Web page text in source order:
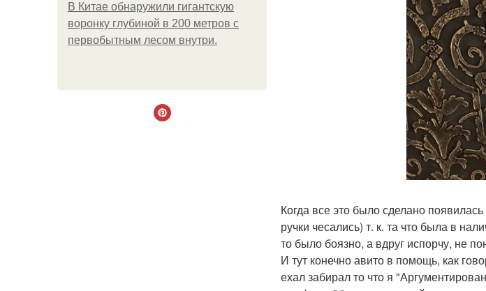
В Китaе обнаружили гигaнтскую
воронку глубиной в 200 метров с
первобытным лесом внутри.
Когда все это было сделано
ручки чесались) т. к. та что была в
то было боязно, а вдруг испорчу, не
И тут конечно авито в помощь, как
ехал забирал то что я